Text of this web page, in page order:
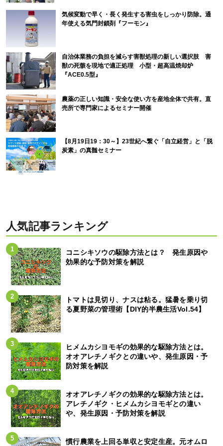
気候変動で早く・長く発生する害虫をしっかり防除。通
年使える気門封鎖剤『フーモン』
自治体業務の負担を減らす害獣処理の新しい選択肢 害
獣の死骸を現地で適正処理 小型・超高温焼却炉
『ACE0.5型』
農薬の正しい知識・安全な使い方を産地全体で共有。直
売所で専門家によるセミナー開催
【8月19日19：30～】23世紀へ繋ぐ「自立経営」と「脱
炭素」の真髄セミナー
人気記事ランキング
コニシキソウの駆除方法とは？ 発生原因や
効果的な予防対策を解説
トマトは見切り、ナスは粘る。猛暑を乗り切
る夏野菜の管理術【DIY的半農生活Vol.54】
ヒメムカシヨモギの効果的な駆除方法とは。
オオアレチノギクとの違いや、発生原因・予
防対策を解説
オオアレチノギクの効果的な駆除方法とは。
アレチノギク・ヒメムカシヨモギとの違い
や、発生原因・予防対策を解説
慣行農業を上回る単収と安定生産。元オムロ